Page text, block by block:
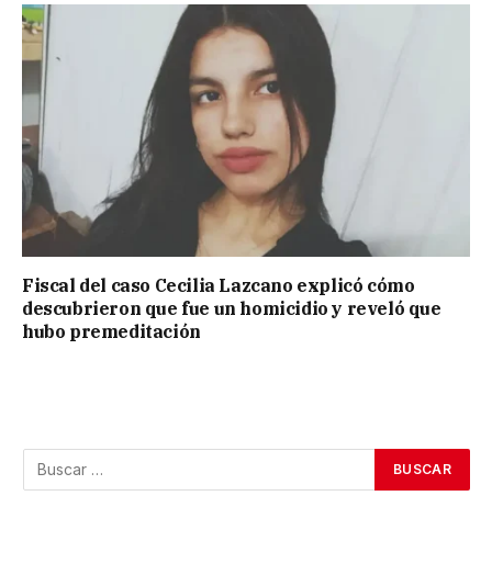
Fiscal del caso Cecilia Lazcano explicó cómo
descubrieron que fue un homicidio y reveló que
hubo premeditación